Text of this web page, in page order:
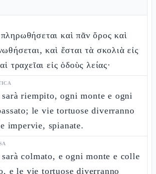
καὶ πᾶν ὄρος καὶ
καὶ ἔσται τὰ σκολιὰ εἰς
τραχεῖαι εἰς ὁδοὺς λείας·
riempito, ogni monte e ogni
le vie tortuose diverranno
impervie, spianate.
colmato, e ogni monte e colle
e le vie tortuose diverranno